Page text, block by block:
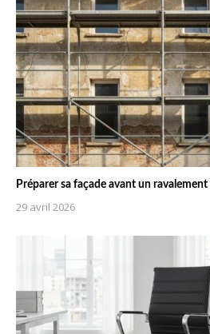
Préparer sa façade avant un
29 avril 2026